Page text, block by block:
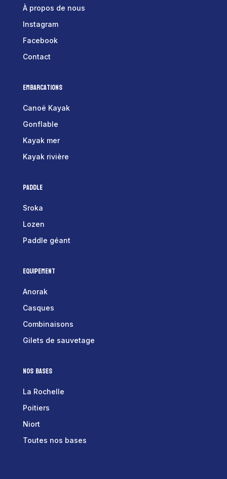
À propos de nous
Instagram
Facebook
Contact
Embarcations
Canoë Kayak
Gonflable
Kayak mer
Kayak rivière
Paddle
Sroka
Lozen
Paddle géant
Equipement
Anorak
Casques
Combinaisons
Gilets de sauvetage
Nos bases
La Rochelle
Poitiers
Niort
Toutes nos bases